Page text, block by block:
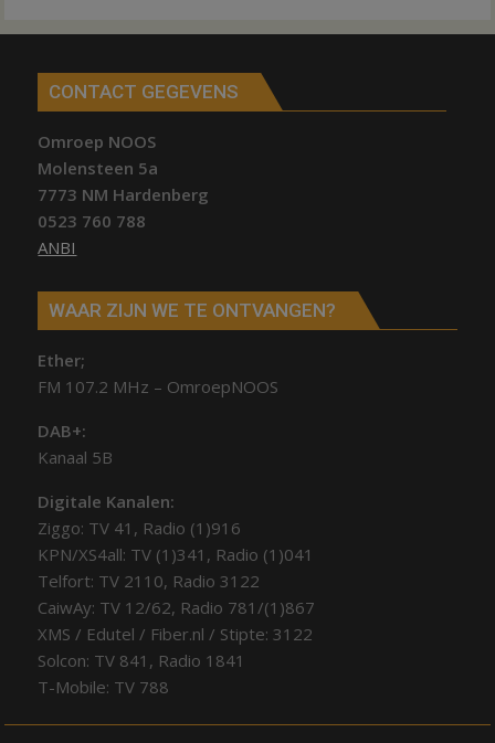
CONTACT GEGEVENS
Omroep NOOS
Molensteen 5a
7773 NM Hardenberg
0523 760 788
ANBI
WAAR ZIJN WE TE ONTVANGEN?
Ether;
FM 107.2 MHz – OmroepNOOS
DAB+:
Kanaal 5B
Digitale Kanalen:
Ziggo: TV 41, Radio (1)916
KPN/XS4all: TV (1)341, Radio (1)041
Telfort: TV 2110, Radio 3122
CaiwAy: TV 12/62, Radio 781/(1)867
XMS / Edutel / Fiber.nl / Stipte: 3122
Solcon: TV 841, Radio 1841
T-Mobile: TV 788